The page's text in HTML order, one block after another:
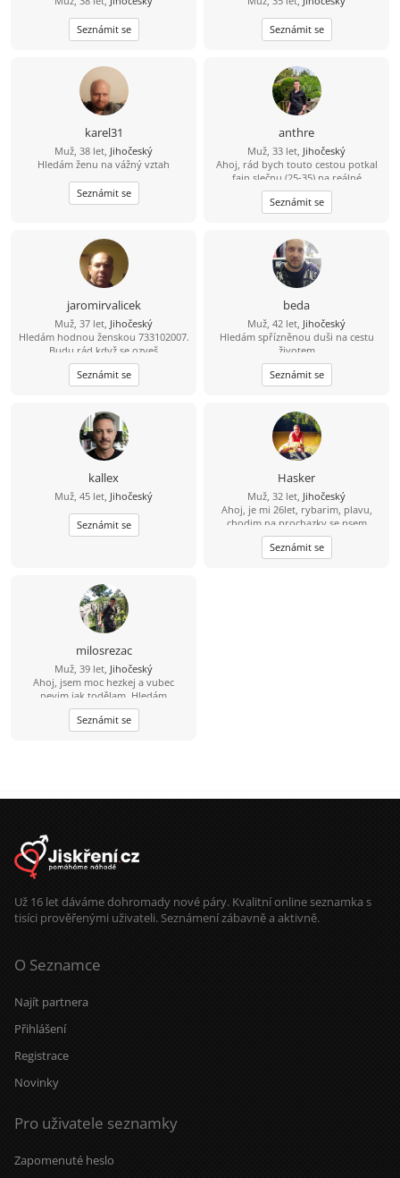
Seznámit se Seznámit se
karel31
Muž, 38 let, Jihočeský
Hledám ženu na vážný vztah
Seznámit se
anthre
Muž, 33 let, Jihočeský
Ahoj, rád bych touto cestou potkal
fajn slečnu (25-35) na reálné
seznámení. Že se sice jmenuji Dědek,
ale ve svých 33 letech mám do
starého železa ještě daleko. ????
Trhové Sviny – České Budějovice.
Jsem v tomhle realista a hledám
parťačku z okolí, abychom k sobě
neměli dál, než na jedno rozumné
dojetí autem. Jsem spolehlivý chlap,
co nezkazí žádnou srandu a raději
než davy vyhledává klidnější místa.
Když je čas a počasí, sbalím batoh a
jdu na lehčí výlet do přírody, kde si
čistím hlavu a natáčím zajímavá
místa. Dokonalost nehledám. Spíš
popovídat, ale i příjemně mlčet.
Dopisování beru jen jako začátek.
Napiš a po pár větách se raději
uvidíme naživo u kafe nebo na
procházce.
Seznámit se
jaromirvalicek
Muž, 37 let, Jihočeský
Hledám hodnou ženskou 733102007.
Budu rád když se ozveš
Seznámit se
beda
Muž, 42 let, Jihočeský
Hledám spřízněnou duši na cestu
životem
Seznámit se
kallex
Muž, 45 let, Jihočeský
Seznámit se
Hasker
Muž, 32 let, Jihočeský
Ahoj, je mi 26let, rybarim, plavu,
chodim na prochazky se psem
Seznámit se
milosrezac
Muž, 39 let, Jihočeský
Ahoj, jsem moc hezkej a vubec
nevim jak todělam. Hledám
normální ,tolerantní,zábavnou
holku se smyslem pro humor, ale i
do nepohody. Najde se tu nějaká?
Seznámit se
Už 16 let dáváme dohromady nové páry. Kvalitní online seznamka s
tisíci prověřenými uživateli. Seznámení zábavně a aktivně.
O Seznamce
Najít partnera
Přihlášení
Registrace
Novinky
Pro uživatele seznamky
Zapomenuté heslo